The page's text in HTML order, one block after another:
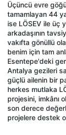
Üçüncü evre
tamamlayan 44
ise LÖSEV ile üç
arkadaşının
vakıfta gönüllü
benim için tam
Esentepe'deki
Antalya gezileri
güçlü ailenin bir
herkes mutlaka
projesini, imkânı
son derece
projelere destek